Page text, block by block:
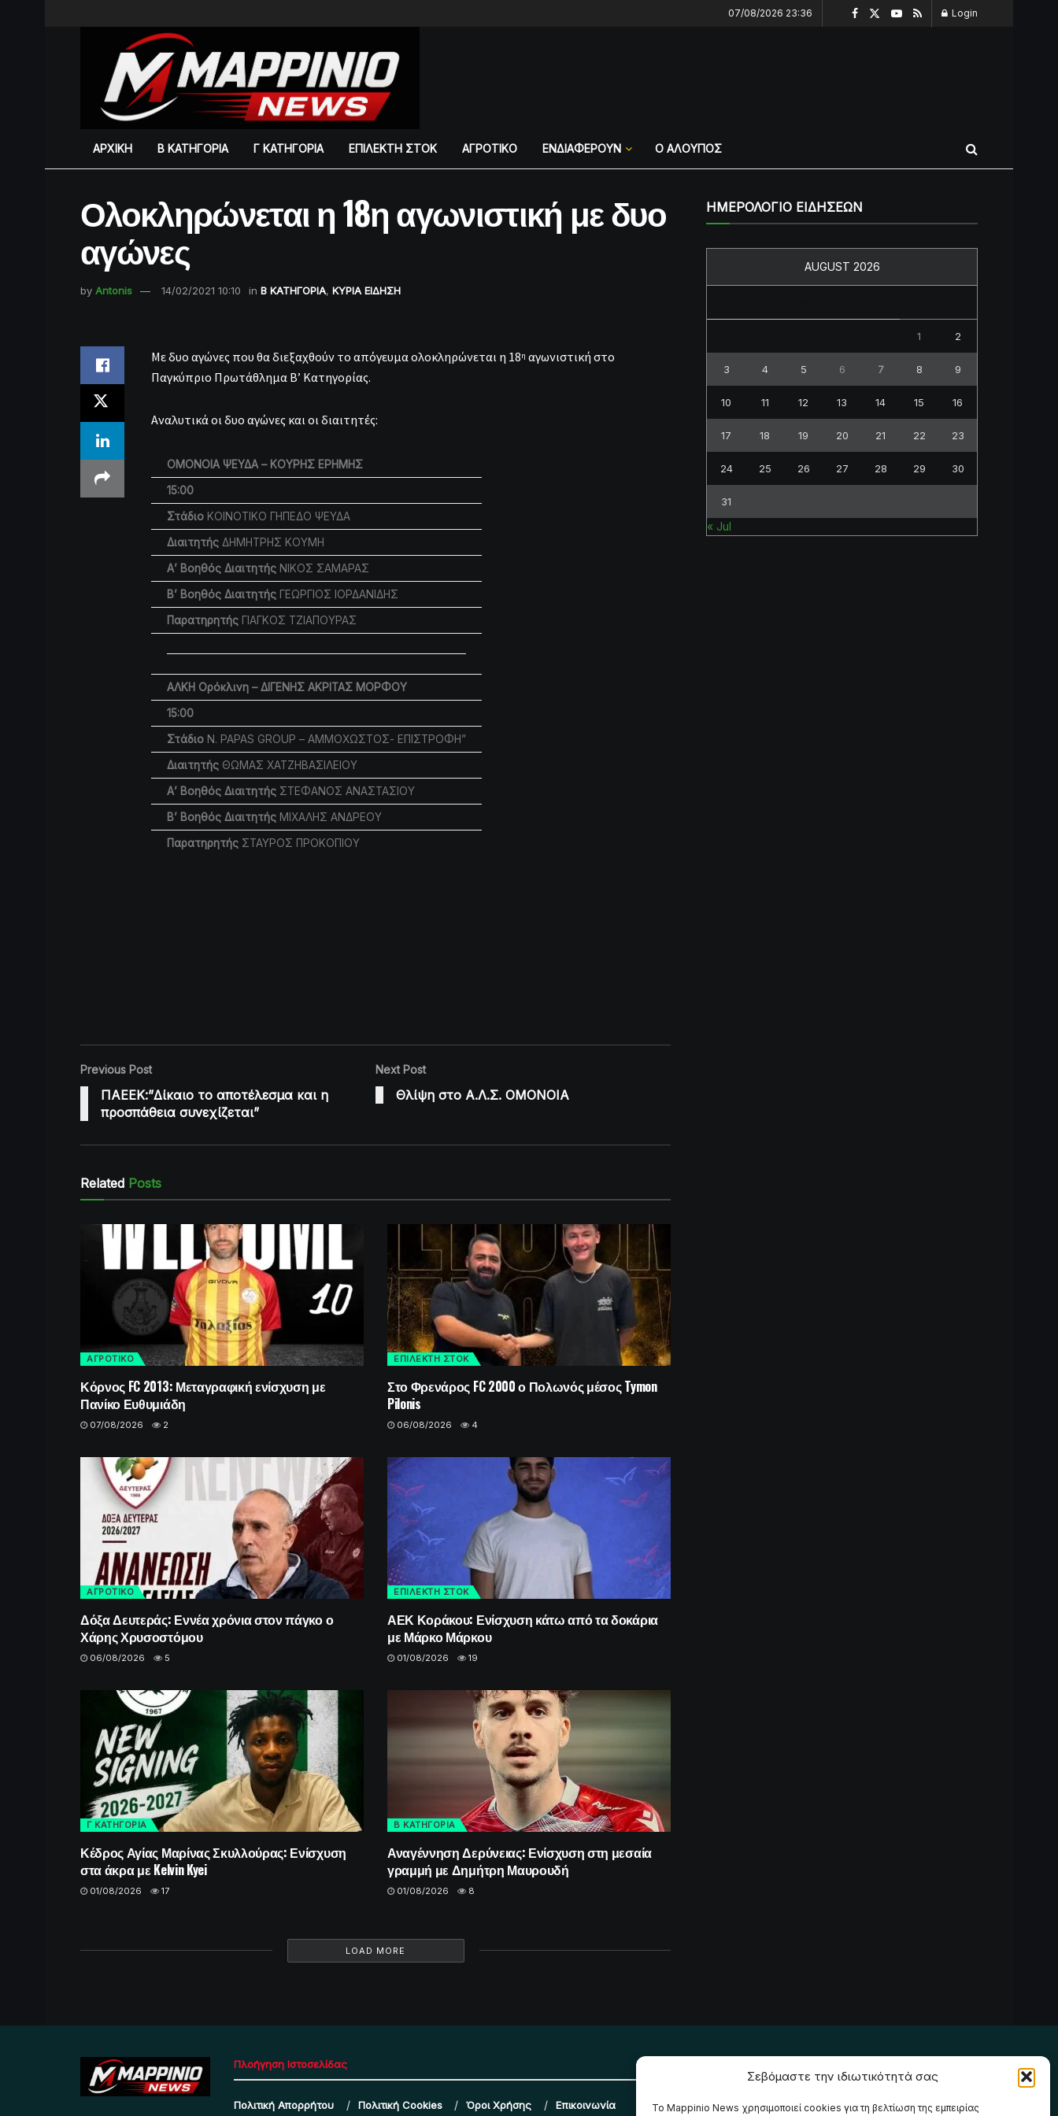
Σεβόμαστε την ιδιωτικότητά σας
Το Mappinio News χρησιμοποιεί cookies για τη βελτίωση της εμπειρίας
07/08/2026 23:36 Login
ΑΡΧΙΚΗ Β ΚΑΤΗΓΟΡΙΑ Γ ΚΑΤΗΓΟΡΙΑ ΕΠΙΛΕΚΤΗ ΣΤΟΚ ΑΓΡΟΤΙΚΟ ΕΝΔΙΑΦΕΡΟΥΝ Ο ΑΛΟΥΠΟΣ
Ολοκληρώνεται η 18η αγωνιστική με δυο
αγώνες
by Antonis 14/02/2021 10:10 in Β ΚΑΤΗΓΟΡΙΑ, ΚΥΡΙΑ ΕΙΔΗΣΗ
Με δυο αγώνες που θα διεξαχθούν το απόγευμα ολοκληρώνεται η 18η αγωνιστική στο
Παγκύπριο Πρωτάθλημα Β’ Κατηγορίας.
Αναλυτικά οι δυο αγώνες και οι διαιτητές:
ΟΜΟΝΟΙΑ ΨΕΥΔΑ – ΚΟΥΡΗΣ ΕΡΗΜΗΣ
15:00
Στάδιο ΚΟΙΝΟΤΙΚΟ ΓΗΠΕΔΟ ΨΕΥΔΑ
Διαιτητής ΔΗΜΗΤΡΗΣ ΚΟΥΜΗ
Α’ Βοηθός Διαιτητής ΝΙΚΟΣ ΣΑΜΑΡΑΣ
Β’ Βοηθός Διαιτητής ΓΕΩΡΓΙΟΣ ΙΟΡΔΑΝΙΔΗΣ
Παρατηρητής ΓΙΑΓΚΟΣ ΤΖΙΑΠΟΥΡΑΣ
ΑΛΚΗ Ορόκλινη – ΔΙΓΕΝΗΣ ΑΚΡΙΤΑΣ ΜΟΡΦΟΥ
15:00
Στάδιο N. PAPAS GROUP – ΑΜΜΟΧΩΣΤΟΣ- ΕΠΙΣΤΡΟΦΗ”
Διαιτητής ΘΩΜΑΣ ΧΑΤΖΗΒΑΣΙΛΕΙΟΥ
Α’ Βοηθός Διαιτητής ΣΤΕΦΑΝΟΣ ΑΝΑΣΤΑΣΙΟΥ
Β’ Βοηθός Διαιτητής ΜΙΧΑΛΗΣ ΑΝΔΡΕΟΥ
Παρατηρητής ΣΤΑΥΡΟΣ ΠΡΟΚΟΠΙΟΥ
Previous Post
ΠΑΕΕΚ:”Δίκαιο το αποτέλεσμα και η
προσπάθεια συνεχίζεται”
Next Post
Θλίψη στο Α.Λ.Σ. ΟΜΟΝΟΙΑ
Related Posts
ΑΓΡΟΤΙΚΟ
Κόρνος FC 2013: Μεταγραφική ενίσχυση με
Πανίκο Ευθυμιάδη
07/08/2026 2
ΕΠΙΛΕΚΤΗ ΣΤΟΚ
Στο Φρενάρος FC 2000 ο Πολωνός μέσος Tymon
Pilonis
06/08/2026 4
ΑΓΡΟΤΙΚΟ
Δόξα Δευτεράς: Εννέα χρόνια στον πάγκο ο
Χάρης Χρυσοστόμου
06/08/2026 5
ΕΠΙΛΕΚΤΗ ΣΤΟΚ
ΑΕΚ Κοράκου: Ενίσχυση κάτω από τα δοκάρια
με Μάρκο Μάρκου
01/08/2026 19
Γ ΚΑΤΗΓΟΡΙΑ
Κέδρος Αγίας Μαρίνας Σκυλλούρας: Ενίσχυση
στα άκρα με Kelvin Kyei
01/08/2026 17
Β ΚΑΤΗΓΟΡΙΑ
Αναγέννηση Δερύνειας: Ενίσχυση στη μεσαία
γραμμή με Δημήτρη Μαυρουδή
01/08/2026 8
LOAD MORE
ΗΜΕΡΟΛΟΓΙΟ ΕΙΔΗΣΕΩΝ
AUGUST 2026
1 2
3 4 5 6 7 8 9
10 11 12 13 14 15 16
17 18 19 20 21 22 23
24 25 26 27 28 29 30
31
« Jul
Πλοήγηση Ιστοσελίδας
Πολιτική Απορρήτου Πολιτική Cookies Όροι Χρήσης Επικοινωνία